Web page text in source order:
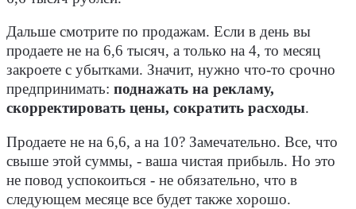
Дальше смотрите по продажам. Если в день вы
продаете не на 6,6 тысяч, а только на 4, то месяц
закроете с убытками. Значит, нужно что-то срочно
предпринимать: поднажать на рекламу,
скорректировать цены, сократить расходы.
Продаете не на 6,6, а на 10? Замечательно. Все, что
свыше этой суммы, - ваша чистая прибыль. Но это
не повод успокоиться - не обязательно, что в
следующем месяце все будет также хорошо.